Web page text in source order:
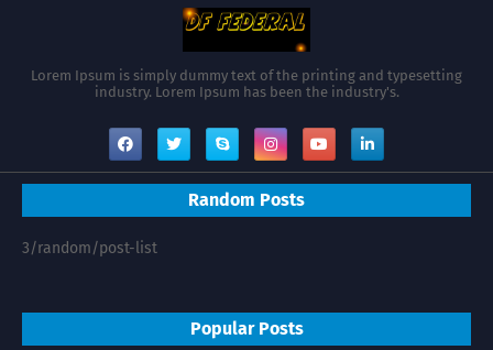
Lorem Ipsum is simply dummy text of the printing and typesetting
industry. Lorem Ipsum has been the industry's.
Random Posts
3/random/post-list
Popular Posts